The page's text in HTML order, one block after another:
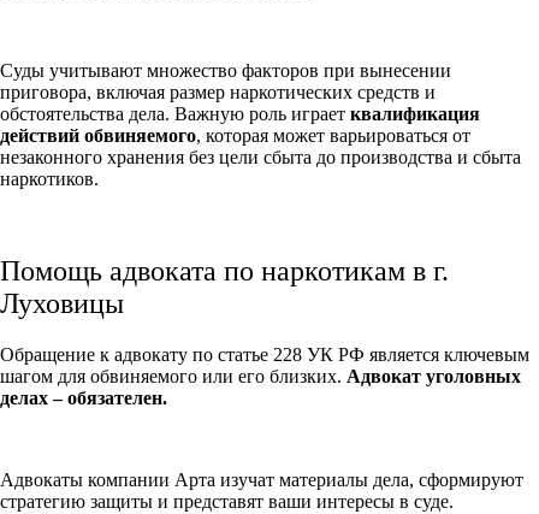
Суды учитывают множество факторов при вынесении
приговора, включая размер наркотических средств и
обстоятельства дела. Важную роль играет квалификация
действий обвиняемого, которая может варьироваться от
незаконного хранения без цели сбыта до производства и сбыта
наркотиков.
Помощь адвоката по наркотикам в г.
Луховицы
Обращение к адвокату по статье 228 УК РФ является ключевым
шагом для обвиняемого или его близких. Адвокат уголовных
делах – обязателен.
Адвокаты компании Арта изучат материалы дела, сформируют
стратегию защиты и представят ваши интересы в суде.